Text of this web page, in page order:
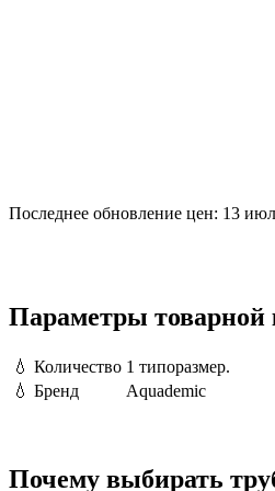
Последнее обновление цен: 13
Параметры товарной
💧 Количество 1 типоразмер.
💧 Бренд Aquademic
Почему выбирать